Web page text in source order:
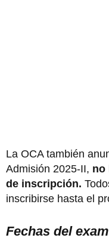
La OCA también
Admisión 2025-II, no
de inscripción.
inscribirse hasta el
Fechas del